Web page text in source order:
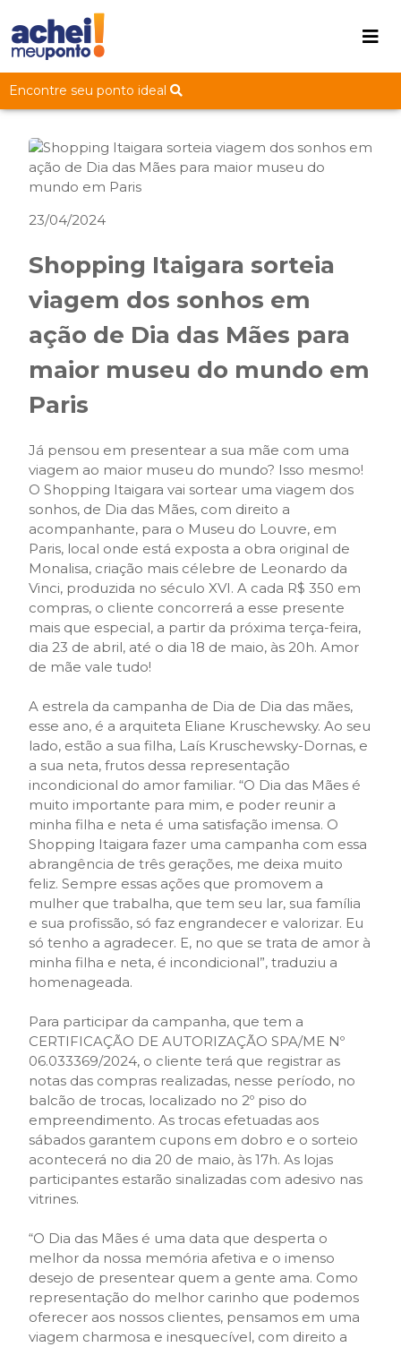
Encontre seu ponto ideal
23/04/2024
Shopping Itaigara sorteia
viagem dos sonhos em
ação de Dia das Mães para
maior museu do mundo em
Paris
Já pensou em presentear a sua mãe com uma
viagem ao maior museu do mundo? Isso mesmo!
O Shopping Itaigara vai sortear uma viagem dos
sonhos, de Dia das Mães, com direito a
acompanhante, para o Museu do Louvre, em
Paris, local onde está exposta a obra original de
Monalisa, criação mais célebre de Leonardo da
Vinci, produzida no século XVI. A cada R$ 350 em
compras, o cliente concorrerá a esse presente
mais que especial, a partir da próxima terça-feira,
dia 23 de abril, até o dia 18 de maio, às 20h. Amor
de mãe vale tudo!
A estrela da campanha de Dia de Dia das mães,
esse ano, é a arquiteta Eliane Kruschewsky. Ao seu
lado, estão a sua filha, Laís Kruschewsky-Dornas, e
a sua neta, frutos dessa representação
incondicional do amor familiar. “O Dia das Mães é
muito importante para mim, e poder reunir a
minha filha e neta é uma satisfação imensa. O
Shopping Itaigara fazer uma campanha com essa
abrangência de três gerações, me deixa muito
feliz. Sempre essas ações que promovem a
mulher que trabalha, que tem seu lar, sua família
e sua profissão, só faz engrandecer e valorizar. Eu
só tenho a agradecer. E, no que se trata de amor à
minha filha e neta, é incondicional”, traduziu a
homenageada.
Para participar da campanha, que tem a
CERTIFICAÇÃO DE AUTORIZAÇÃO SPA/ME Nº
06.033369/2024, o cliente terá que registrar as
notas das compras realizadas, nesse período, no
balcão de trocas, localizado no 2º piso do
empreendimento. As trocas efetuadas aos
sábados garantem cupons em dobro e o sorteio
acontecerá no dia 20 de maio, às 17h. As lojas
participantes estarão sinalizadas com adesivo nas
vitrines.
“O Dia das Mães é uma data que desperta o
melhor da nossa memória afetiva e o imenso
desejo de presentear quem a gente ama. Como
representação do melhor carinho que podemos
oferecer aos nossos clientes, pensamos em uma
viagem charmosa e inesquecível, com direito a